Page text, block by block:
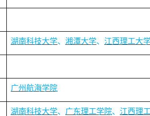
湖南科技大学、 湘潭大学、 江西理工大
广州航海学院
湖南科技大学、 广东理工学院、 江西理